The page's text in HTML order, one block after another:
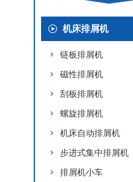
机床排屑机
链板排屑机
磁性排屑机
刮板排屑机
螺旋排屑机
机床自动排屑机
步进式集中排屑机
排屑机小车